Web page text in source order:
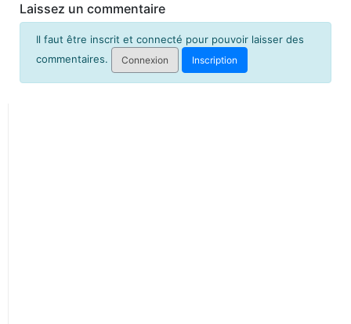
Laissez un commentaire
Il faut être inscrit et connecté pour pouvoir laisser des
commentaires.
Connexion Inscription